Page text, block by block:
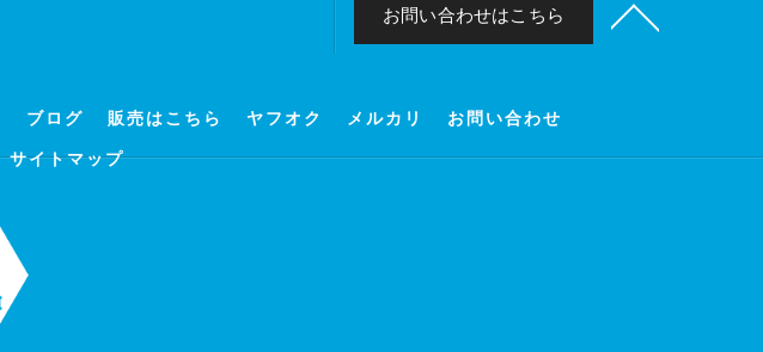
お問い合わせはこちら
ブログ 販売はこちら ヤフオク メルカリ お問い合わせ
サイトマップ